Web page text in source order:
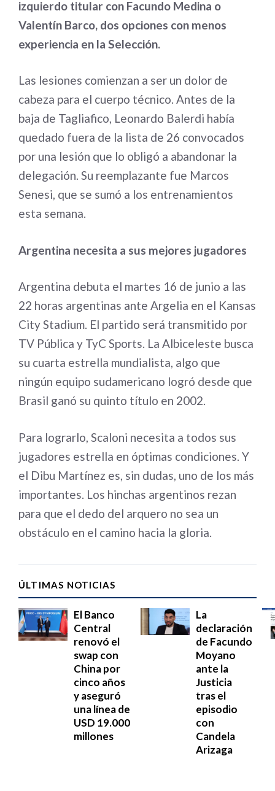
izquierdo titular con Facundo Medina o
Valentín Barco, dos opciones con menos
experiencia en la Selección.
Las lesiones comienzan a ser un dolor de
cabeza para el cuerpo técnico. Antes de la
baja de Tagliafico, Leonardo Balerdi había
quedado fuera de la lista de 26 convocados
por una lesión que lo obligó a abandonar la
delegación. Su reemplazante fue Marcos
Senesi, que se sumó a los entrenamientos
esta semana.
Argentina necesita a sus mejores jugadores
Argentina debuta el martes 16 de junio a las
22 horas argentinas ante Argelia en el Kansas
City Stadium. El partido será transmitido por
TV Pública y TyC Sports. La Albiceleste busca
su cuarta estrella mundialista, algo que
ningún equipo sudamericano logró desde que
Brasil ganó su quinto título en 2002.
Para lograrlo, Scaloni necesita a todos sus
jugadores estrella en óptimas condiciones. Y
el Dibu Martínez es, sin dudas, uno de los más
importantes. Los hinchas argentinos rezan
para que el dedo del arquero no sea un
obstáculo en el camino hacia la gloria.
ÚLTIMAS NOTICIAS
El Banco
Central
renovó el
swap con
China por
cinco años
y aseguró
una línea de
USD 19.000
millones
La
declaración
de Facundo
Moyano
ante la
Justicia
tras el
episodio
con
Candela
Arizaga